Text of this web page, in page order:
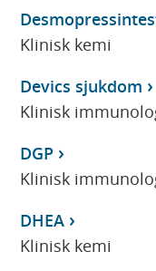
Klinisk kemi
Devics sjukdom
Klinisk
DGP
Klinisk
DHEA
Klinisk kemi